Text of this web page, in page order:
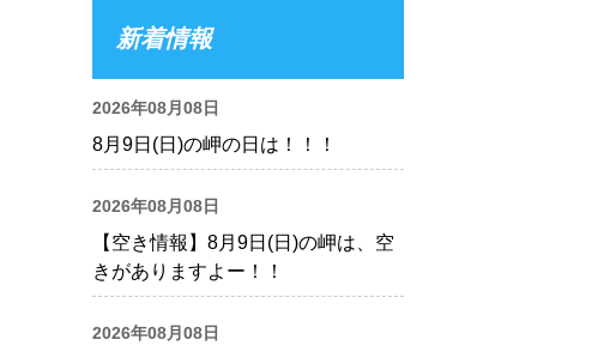
新着情報
2026年08月08日
8月9日(日)の岬の日は！！！
2026年08月08日
【空き情報】8月9日(日)の岬は、空
きがありますよー！！
2026年08月08日